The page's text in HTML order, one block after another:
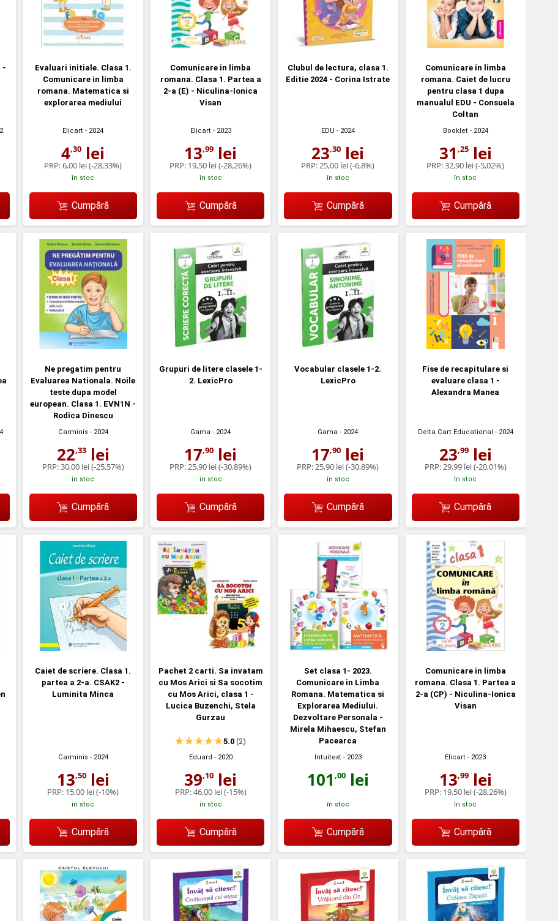
-
Evaluari initiale. Clasa 1.
Comunicare in limba
romana. Matematica si
explorarea mediului
Elicart - 2024
4,30 lei
PRP:6,00 lei(-28,33%)
în stoc
Cumpără
Comunicare in limba
romana. Clasa 1. Partea a
2-a (E) - Niculina-Ionica
Visan
Elicart - 2023
13,99 lei
PRP: 19,50 lei(-28,26%)
în stoc
Cumpără
Clubul de lectura, clasa 1.
Editie 2024 - Corina Istrate
EDU - 2024
23,30 lei
PRP:25,00 lei(-6,8%)
în stoc
Cumpără
Comunicare in limba
romana. Caiet de lucru
pentru clasa 1 dupa
manualul EDU - Consuela
Coltan
Booklet - 2024
31 ,25lei
PRP:32,90 lei(-5,02%)
în stoc
Cumpără
Ne pregatim pentru
Evaluarea Nationala. Noile
teste dupa model
european. Clasa 1. EVN1N -
Rodica Dinescu
Carminis - 2024
22,33lei
PRP:30,00 lei(-25,57%)
în stoc
Cumpără
Grupuri de litere clasele 1-
2. LexicPro
Gama - 2024
17,90 lei
PRP:25,90 lei(-30,89%)
în stoc
Cumpără
Vocabular clasele 1-2.
LexicPro
Gama - 2024
17,90 lei
PRP:25,90 lei(-30,89%)
în stoc
Cumpără
Fise de recapitulare si
evaluare clasa 1 -
Alexandra Manea
Delta Cart Educational - 2024
23,99lei
PRP:29,99 lei(-20,01%)
în stoc
Cumpără
Caiet de scriere. Clasa 1.
partea a 2-a. CSAK2 -
Luminita Minca
Carminis - 2024
13,50lei
PRP: 15,00 lei(-10%)
în stoc
Cumpără
Pachet 2 carti. Sa invatam
cu Mos Arici si Sa socotim
cu Mos Arici, clasa 1 -
Lucica Buzenchi, Stela
Gurzau
5.0(2)
Eduard - 2020
39,10 lei
PRP:46,00 lei(-15%)
în stoc
Cumpără
Set clasa 1- 2023.
Comunicare in Limba
Romana. Matematica si
Explorarea Mediului.
Dezvoltare Personala -
Mirela Mihaescu, Stefan
Pacearca
Intuitext - 2023
101 ,00lei
în stoc
Cumpără
Comunicare in limba
romana. Clasa 1. Partea a
2-a (CP) - Niculina-Ionica
Visan
Elicart - 2023
13,99lei
PRP: 19,50 lei(-28,26%)
în stoc
Cumpără